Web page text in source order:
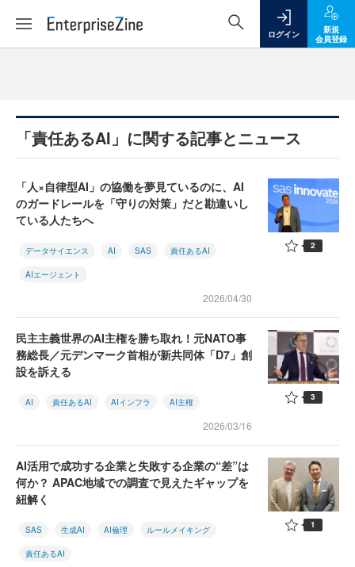
ログイン
新規
会員登録
「責任あるAI」に関する記事とニュース
「人×自律型AI」の協働を夢見ているのに、AI
のガードレールを「守りの対策」だと勘違いし
ている人たちへ
データサイエンス AI SAS 責任あるAI
AIエージェント
2026/04/30
2
民主主義世界のAI主権を勝ち取れ！元NATO事
務総長／元デンマーク首相が新共同体「D7」創
設を訴える
AI 責任あるAI AIインフラ AI主権
2026/03/16
3
AI活用で成功する企業と失敗する企業の“差”は
何か？ APAC地域での調査で見えたギャップを
紐解く
SAS 生成AI AI倫理 ルールメイキング
責任あるAI
1